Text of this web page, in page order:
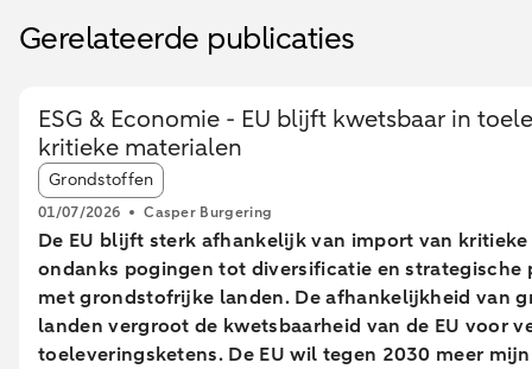
Gerelateerde publicaties
ESG & Economie - EU blijft kwetsbaar in
kritieke materialen
Article tags:
Grondstoffen
01/07/2026 Casper Burgering
De EU blijft sterk afhankelijk van import van
ondanks pogingen tot diversificatie en strategische
met grondstofrijke landen. De afhankelijkheid van
landen vergroot de kwetsbaarheid van de EU voor
toeleveringsketens. De EU wil tegen 2030 meer